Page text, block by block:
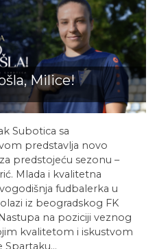
Milice!
Subotica sa
predstavlja novo
predstojeću sezonu –
Mlada i kvalitetna
fudbalerka u
iz beogradskog FK
na poziciji veznog
kvalitetom i iskustvom
Spartaku…